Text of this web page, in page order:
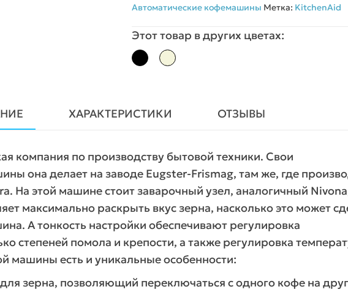
Автоматические кофемашины Метка: KitchenAid
Этот товар в других цветах:
ХАРАКТЕРИСТИКИ ОТЗЫВЫ
компания по производству бытовой техники. Свои
она делает на заводе Eugster-Frismag, там же, где
На этой машине стоит заварочный узел, аналогичный
максимально раскрыть вкус зерна, насколько это может
А тонкость настройки обеспечивают регулировка
степеней помола и крепости, а также регулировка
машины есть и уникальные особенности:
зерна, позволяющий переключаться с одного кофе на